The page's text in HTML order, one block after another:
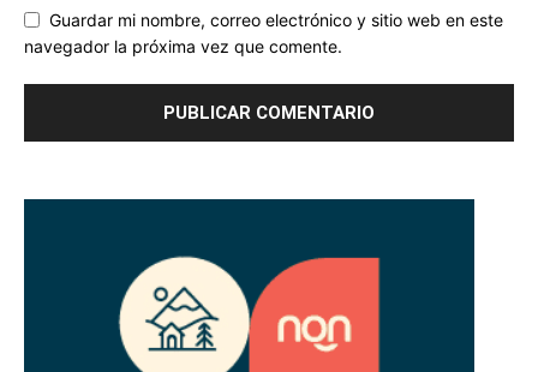
Guardar mi nombre, correo electrónico y sitio web en este
navegador la próxima vez que comente.